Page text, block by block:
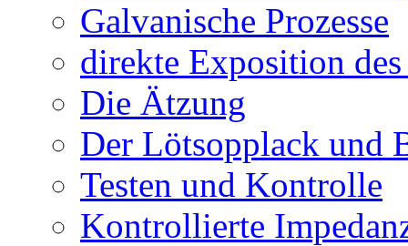
Galvanische Prozesse
direkte Exposition
Die Ätzung
Der Lötsopplack und
Testen und Kontrolle
Kontrollierte